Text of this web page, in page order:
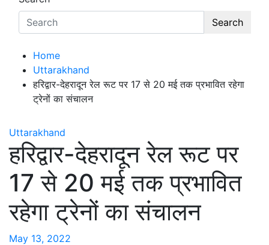
Search
Home
Uttarakhand
हरिद्वार-देहरादून रेल रूट पर 17 से 20 मई तक प्रभावित रहेगा
ट्रेनों का संचालन
Uttarakhand
हरिद्वार-देहरादून रेल रूट पर
17 से 20 मई तक प्रभावित
रहेगा ट्रेनों का संचालन
May 13, 2022